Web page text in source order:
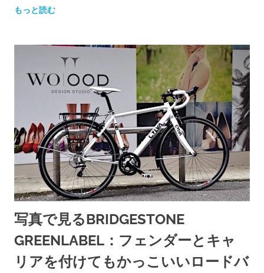
もっと読む
写真で見るBRIDGESTONE
GREENLABEL：フェンダーとキャ
リアを付けてもかっこいいロードバ